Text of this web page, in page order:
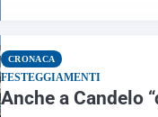
CRONACA
FESTEGGIAMENTI
Anche a Candelo